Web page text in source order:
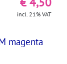
incl. 21% VAT
magenta